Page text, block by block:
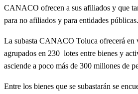
CANACO ofrecen a sus afiliados y que
para no afiliados y para entidades públicas.
La subasta CANACO Toluca ofrecerá en
agrupados en 230 lotes entre bienes y
asciende a poco más de 300 millones de
Entre los bienes que se subastarán se